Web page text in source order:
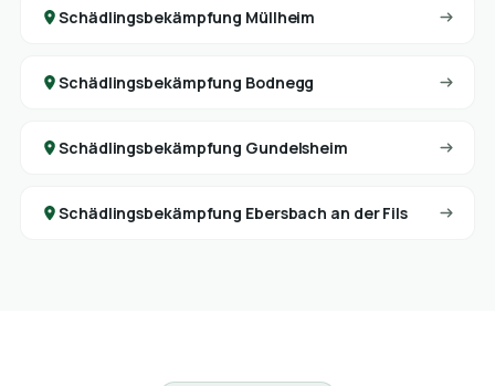
Schädlingsbekämpfung Müllheim
Schädlingsbekämpfung Bodnegg
Schädlingsbekämpfung Gundelsheim
Schädlingsbekämpfung Ebersbach an der Fils